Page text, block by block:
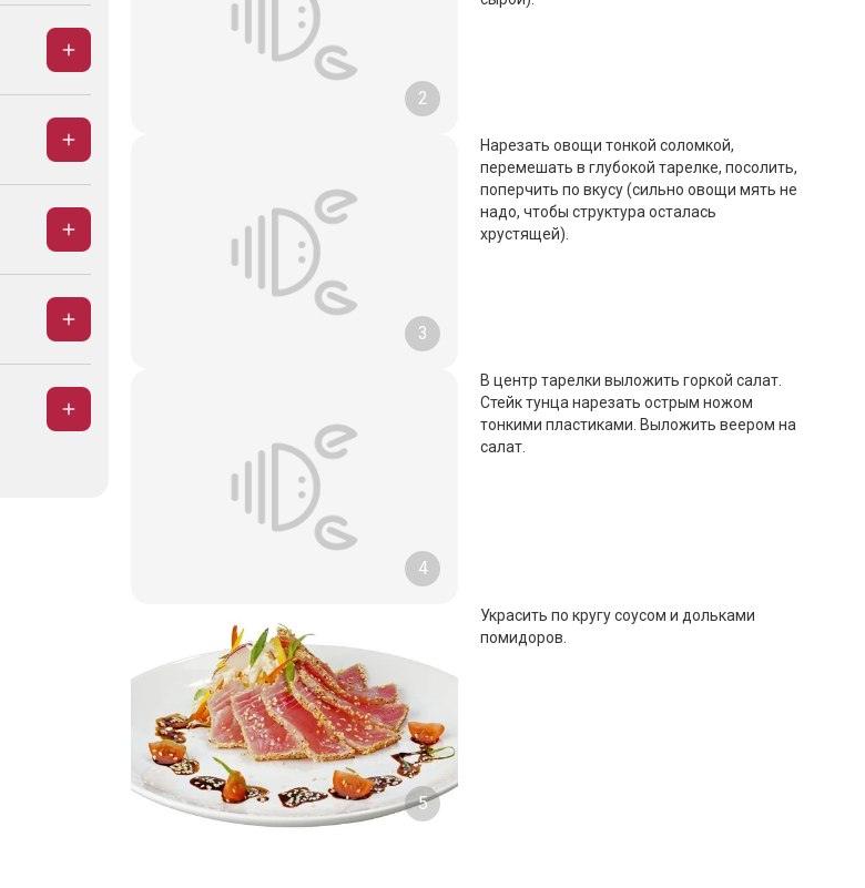
2
3
Нарезать овощи тонкой соломкой,
перемешать в глубокой тарелке, посолить,
поперчить по вкусу (сильно овощи мять не
надо, чтобы структура осталась
хрустящей).
4
В центр тарелки выложить горкой салат.
Стейк тунца нарезать острым ножом
тонкими пластиками. Выложить веером на
салат.
5
Украсить по кругу соусом и дольками
помидоров.